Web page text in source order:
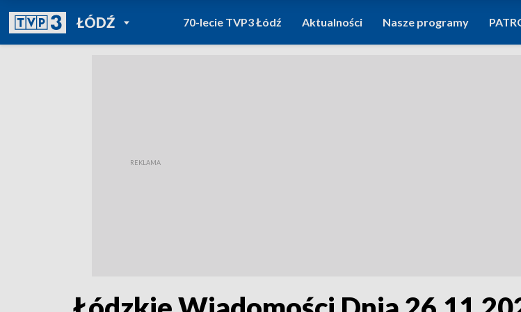
ŁÓDŹPOWRÓT DO
TVP REGIONY
70-lecie TVP3 Łódź Aktualności Nasze programy